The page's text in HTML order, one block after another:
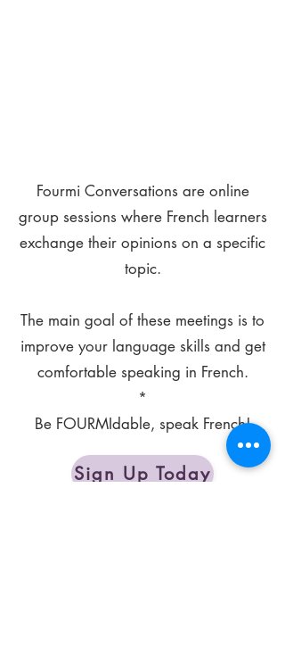
Fourmi Conversations are online
group sessions where French learners
exchange their opinions on a specific
topic.
The main goal of these meetings is to
improve your language skills and get
comfortable speaking in French.
*
Be FOURMIdable, speak French!
Sign Up Today